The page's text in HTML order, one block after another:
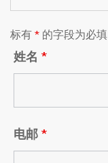
标有 * 的字段为必填
姓名 *
电邮 *